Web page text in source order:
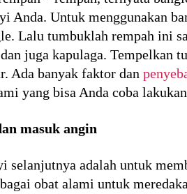
Anda. Untuk menggunakan
Lalu tumbuklah rempah ini
juga kapulaga. Tempelkan
Ada banyak faktor dan
yang bisa Anda coba
masuk angin
selanjutnya adalah untuk
obat alami untuk